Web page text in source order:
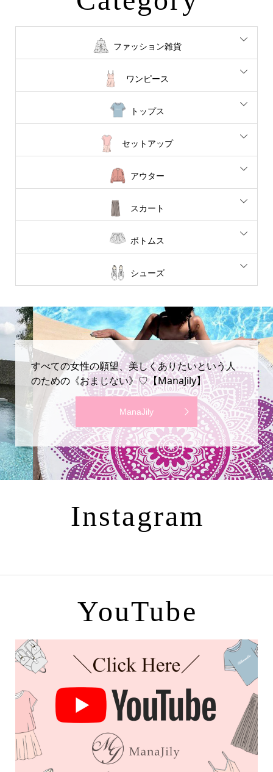
ファッション雑貨
ワンピース
トップス
セットアップ
アウター
スカート
ボトムス
シューズ
すべての女性の願望、美しくありたいという人
のための《おまじない》♡【ManaJily】
ManaJily
Instagram
YouTube